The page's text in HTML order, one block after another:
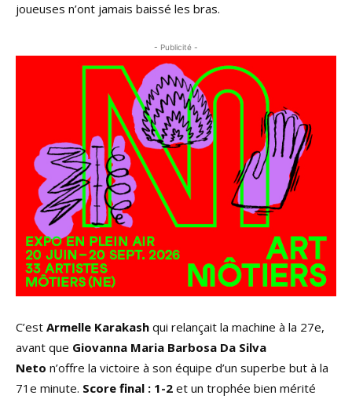
joueuses n’ont jamais baissé les bras.
- Publicité -
C’est Armelle Karakash qui relançait la machine à la 27e,
avant que Giovanna Maria Barbosa Da Silva
Neto n’offre la victoire à son équipe d’un superbe but à la
71e minute. Score final : 1-2 et un trophée bien mérité